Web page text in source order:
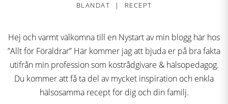
BLANDAT RECEPT
Hej och varmt välkomna till en Nystart av min blogg här hos
”Allt för Föräldrar” Här kommer jag att bjuda er på bra fakta
utifrån min profession som kostrådgivare & hälsopedagog.
Du kommer att få ta del av mycket inspiration och enkla
hälsosamma recept för dig och din familj.